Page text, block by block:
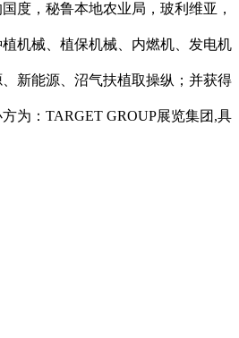
度，秘鲁本地农业局，玻利维亚，
机械、植保机械、内燃机、发电机
新能源、沼气扶植取操纵；并获得
为：TARGET GROUP展览集团,具